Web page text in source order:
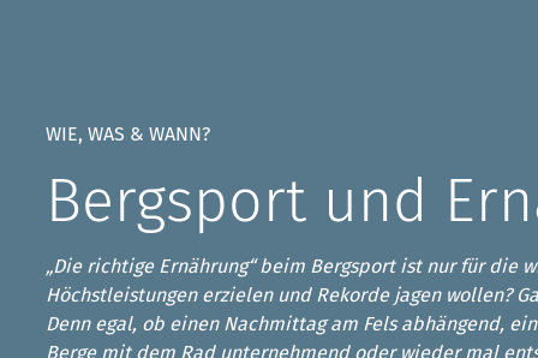
Mountainbiken: So geht's
DAV Panorama App
Hüttensuche
Last-Minute-Hüttenbett
WIE, WAS & WANN?
Bergsport und
„Die richtige Ernährung“ beim Bergsport ist nur für die
Höchstleistungen erzielen und Rekorde jagen wollen?
Denn egal, ob einen Nachmittag am Fels abhängend,
Berge mit dem Rad unternehmend oder wieder mal